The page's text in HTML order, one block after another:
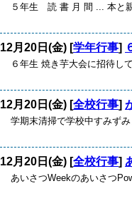
５年生 読 書 月 間 ... 本と
12月20日(金) [学年行事]
６年生 焼き芋大会に招待し
12月20日(金) [全校行事]
学期末清掃で学校中すみず
12月20日(金) [全校行事]
あいさつWeekのあいさつ